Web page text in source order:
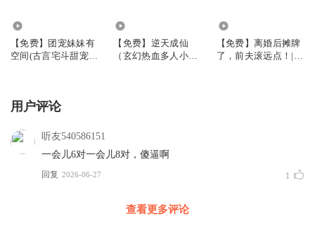
【免费】团宠妹妹有
空间(古言宅斗甜宠田
【免费】逆天成仙
（玄幻热血多人小说
【免费】离婚后摊牌
了，前夫滚远点！|现
用户评论
听友540586151
一会儿6对一会儿8对，傻逼啊
回复 2026-06-27 1
查看更多评论